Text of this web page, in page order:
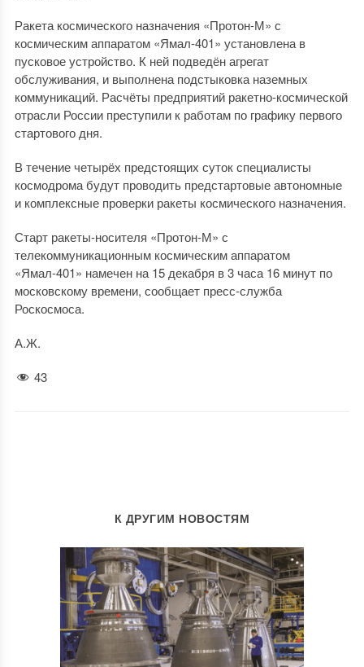
Ракета космического назначения «Протон-М» с
космическим аппаратом «Ямал-401» установлена в
пусковое устройство. К ней подведён агрегат
обслуживания, и выполнена подстыковка наземных
коммуникаций. Расчёты предприятий ракетно-космической
отрасли России преступили к работам по графику первого
стартового дня.
В течение четырёх предстоящих суток специалисты
космодрома будут проводить предстартовые автономные
и комплексные проверки ракеты космического назначения.
Старт ракеты-носителя «Протон-М» с
телекоммуникационным космическим аппаратом
«Ямал-401» намечен на 15 декабря в 3 часа 16 минут по
московскому времени, сообщает пресс-служба
Роскосмоса.
А.Ж.
43
К ДРУГИМ НОВОСТЯМ